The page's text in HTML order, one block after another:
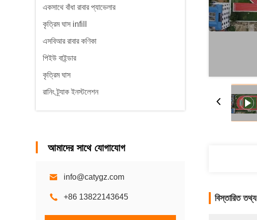
একসাথে বাঁধা রাবার প্যাভেলার
কৃত্রিম ঘাস infill
এসবিআর রাবার কণিকা
পিইউ বাইন্ডার
কৃত্রিম ঘাস
রানিং ট্র্যাক ইনস্টলেশন
আমাদের সাথে যোগাযোগ
info@catygz.com
+86 13822143645 বিস্তারিত তথ্য